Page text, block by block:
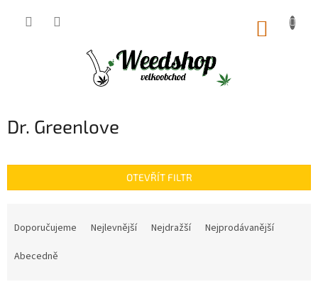
Dr. Greenlove
OTEVŘÍT FILTR
Doporučujeme Nejlevnější Nejdražší
Nejprodávanější
Abecedně